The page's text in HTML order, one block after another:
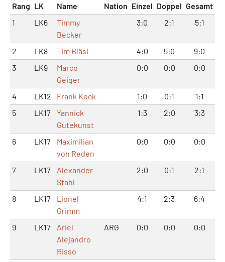
Rang LK Name Nation Einzel Doppel Gesamt
1
LK6
Timmy
Becker
3:0 2:1 5:1
2 LK8 Tim Bläsi 4:0 5:0
9:0
3
LK9
Marco
Geiger
0:0 0:0 0:0
4 LK12 Frank Keck 1:0 0:1
1:1
5
LK17
Yannick
Gutekunst
1:3 2:0 3:3
6 LK17
Maximilian
von Reden
0:0 0:0 0:0
7 LK17
Alexander
Stahl
2:0 0:1 2:1
8 LK17
Lionel
Grimm
4:1 2:3 6:4
9 LK17
Ariel
Alejandro
Risso
ARG 0:0 0:0 0:0